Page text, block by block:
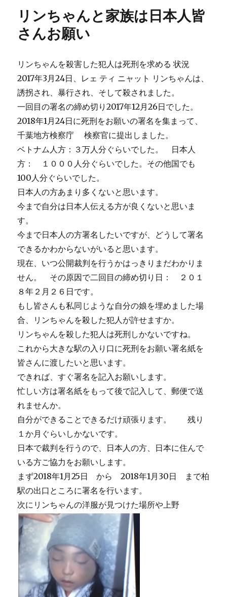
日
人
ん
リ
ン
ち
ゃ
ん
の
め
に
具
体
的
な
を
し
て
だ
さ
い。
リンちゃんと家族は日本人皆
さんお願い
リンちゃんを殺害した犯人は死刑を求める 状況
2017年3月24日、レェ ティ ニャット リンちゃんは、
誘拐され、暴行され、そして殺されました。
一回目の署名の締め切り2017年12月26日でした。
2018年1月24日に死刑をお願いの署名を集まって、
千葉地方検察庁 検察官に提出しました。
ベトナム人方：３万人分ぐらいでした。 日本人
方： １０００人分ぐらいでした。その他国でも
100人分ぐらいでした。
日本人の方あまり多くないと思います。
今まで自分は日本人伝える方が良くないと思いま
す。
今まで日本人の方署名したいですが、どうして署名
できるかわからないがいると思います。
現在、いつ公開裁判を行うかはっきりまだわかりま
せん。 その原因で二回目の締め切り日： ２０１
８年２月２６日です。
もし皆さんも私同じような自分の娘を埋めました場
合、リンちゃんを殺した犯人が許せますか。
リンちゃんを殺した犯人は死刑しかないですね。
これから大きな駅の入り口に死刑をお願い署名紙を
皆さんに渡したいと思います。
できれば、すぐ署名を記入お願いします。
忙しい方は署名紙をもって後で記入して、郵便で送
れませんか。
自分ができることできるだけ頑張ります。 残り
１か月ぐらいしかないです。
日本で裁判を行うので、日本人の方、日本に住んで
いる方ご協力をお願いします。
まず2018年1月25日 から 2018年1月30日 まで柏
駅の出口ところに署名を行います。
次にリンちゃんの洋服が見つけた場所や上野